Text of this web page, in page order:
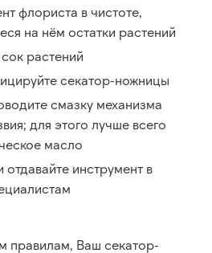
флориста в чистоте,
на нём остатки растений
растений
секатор-ножницы
смазку механизма
для этого лучше всего
масло
инструмент в
правилам, Ваш секатор-